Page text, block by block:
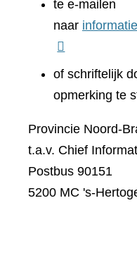
te e-mailen
naar
of schriftelijk
opmerking te
Provincie Noord-
t.a.v. Chief
Postbus 90151
5200 MC 's-